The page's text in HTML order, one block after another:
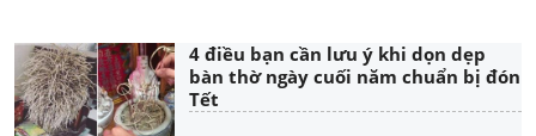
4 điều bạn cần lưu ý khi dọn dẹp
bàn thờ ngày cuối năm chuẩn bị đón
Tết